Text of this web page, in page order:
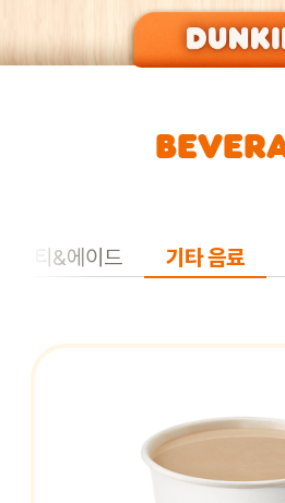
DUNKIN’ OF
티&에이드 기타 음료